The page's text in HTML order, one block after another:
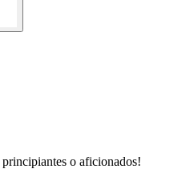
o aficionados!